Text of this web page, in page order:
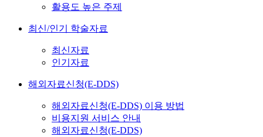
활용도 높은 주제
최신/인기 학술자료
최신자료
인기자료
해외자료신청(E-DDS)
해외자료신청(E-DDS) 이용 방법
비용지원 서비스 안내
해외자료신청(E-DDS)